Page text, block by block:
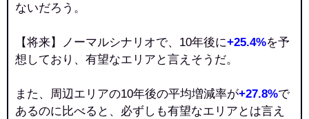
ないだろう。
【将来】ノーマルシナリオで、10年後に+25.4%を予
想しており、有望なエリアと言えそうだ。
また、周辺エリアの10年後の平均増減率が+27.8%で
あるのに比べると、必ずしも有望なエリアとは言え